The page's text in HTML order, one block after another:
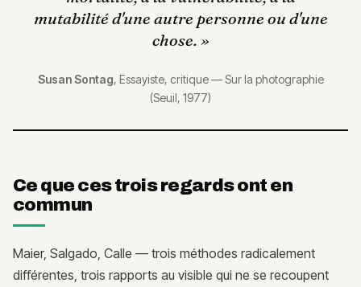
mutabilité d'une autre personne ou d'une
chose. »
Susan Sontag, Essayiste, critique—Sur la photographie
(Seuil, 1977)
Ce que ces trois regards ont en
commun
Maier, Salgado, Calle — trois méthodes radicalement
différentes, trois rapports au visible qui ne se recoupent